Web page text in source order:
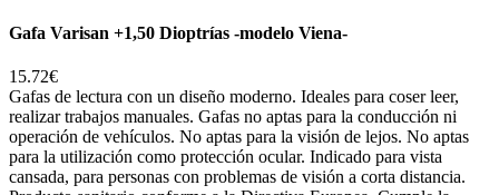
Gafa Varisan +1,50 Dioptrías -modelo Viena-
15.72€
Gafas de lectura con un diseño moderno. Ideales para coser leer,
realizar trabajos manuales. Gafas no aptas para la conducción ni
operación de vehículos. No aptas para la visión de lejos. No aptas
para la utilización como protección ocular. Indicado para vista
cansada, para personas con problemas de visión a corta distancia.